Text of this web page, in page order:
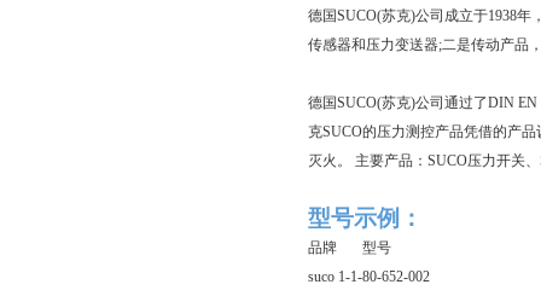
德国SUCO(苏克)公司成立于1938
传感器和压力变送器;二是传动产品
德国SUCO(苏克)公司通过了DIN
克SUCO的压力测控产品凭借的产
灭火。 主要产品：SUCO压力开关
型号示例：
品牌 型号
suco 1-1-80-652-002